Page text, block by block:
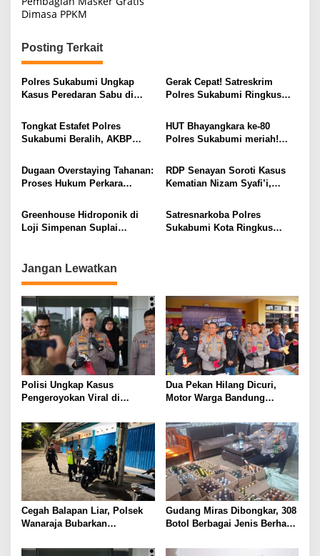
Dimasa PPKM
Posting Terkait
Polres Sukabumi Ungkap
Kasus Peredaran Sabu di
Tersangka Diamankan
Gerak Cepat! Satreskrim
Polres Sukabumi Ringkus
Anak di Cihaur.
Tongkat Estafet Polres
Sukabumi Beralih, AKBP
Lanjutkan
PengabdianSambut Tradisi
HUT Bhayangkara ke-80
Polres Sukabumi meriah!
Lap. Cangehgar.
Dugaan Overstaying Tahanan:
Proses Hukum Perkara
Penggelapan di Sukabumi
Dinilai Langgar Aturan
Hukum
RDP Senayan Soroti Kasus
Kematian Nizam Syafi’i,
Bukti Forensik dan Progres
Penyidikan
Greenhouse Hidroponik di
Loji Simpenan Suplai
Satresnarkoba Polres
Sukabumi Kota Ringkus
Jangan Lewatkan
Polisi Ungkap Kasus
Pengeroyokan Viral di
Knalpot Brong
Dua Pekan Hilang Dicuri,
Motor Warga Bandung
Polisi
Cegah Balapan Liar, Polsek
Wanaraja Bubarkan
Amankan Sepeda Motor
Gudang Miras Dibongkar, 308
Botol Berbagai Jenis Berhasil